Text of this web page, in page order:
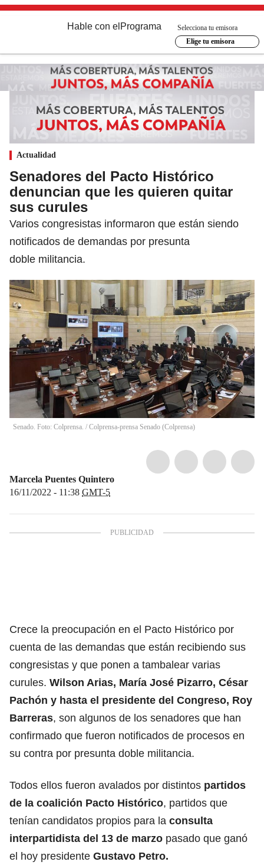
Hable con el Programa
Selecciona tu emisora
Elige tu emisora
Actualidad
Senadores del Pacto Histórico
denuncian que les quieren quitar
sus curules
Varios congresistas informaron que están siendo
notificados de demandas por presunta
doble militancia.
Senado. Foto: Colprensa. / Colprensa-prensa Senado (Colprensa)
Marcela Puentes Quintero
16/11/2022 - 11:38 GMT-5
Crece la preocupación en el Pacto Histórico por
cuenta de las demandas que están recibiendo sus
congresistas y que ponen a tambalear varias
curules. Wilson Arias, María José Pizarro, César
Pachón y hasta el presidente del Congreso, Roy
Barreras, son algunos de los senadores que han
confirmado que fueron notificados de procesos en
su contra por presunta doble militancia.
Todos ellos fueron avalados por distintos partidos
de la coalición Pacto Histórico, partidos que
tenían candidatos propios para la consulta
interpartidista del 13 de marzo pasado que ganó
el hoy presidente Gustavo Petro.